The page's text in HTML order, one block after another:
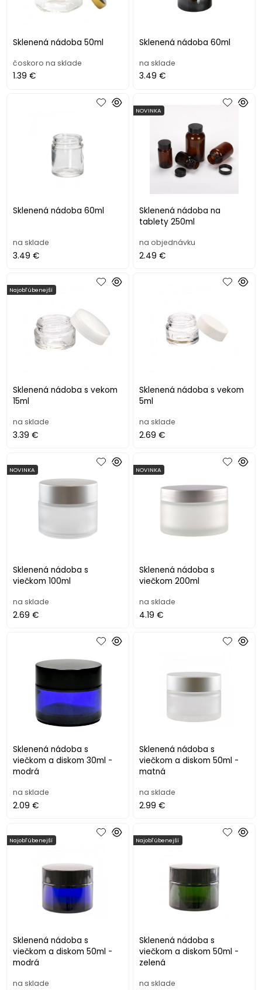
Sklenená nádoba 50ml
čoskoro na sklade
1.39 €
Sklenená nádoba 60ml
na sklade
3.49 €
Sklenená nádoba 60ml
na sklade
3.49 €
Sklenená nádoba na
tablety 250ml
NOVINKA
na objednávku
2.49 €
Sklenená nádoba s vekom
15ml
Najobľúbenejší
na sklade
3.39 €
Sklenená nádoba s vekom
5ml
na sklade
2.69 €
Sklenená nádoba s
viečkom 100ml
NOVINKA
na sklade
2.69 €
Sklenená nádoba s
viečkom 200ml
NOVINKA
na sklade
4.19 €
Sklenená nádoba s
viečkom a diskom 30ml -
modrá
na sklade
2.09 €
Sklenená nádoba s
viečkom a diskom 50ml -
matná
na sklade
2.99 €
Sklenená nádoba s
viečkom a diskom 50ml -
modrá
Najobľúbenejší
na sklade
Sklenená nádoba s
viečkom a diskom 50ml -
zelená
Najobľúbenejší
na sklade